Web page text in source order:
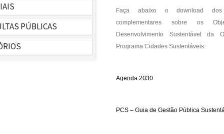
DE METAS
PÚBLICAS
DE ELABORAÇÃO
Faça abaixo o download dos
complementares sobre os
Desenvolvimento Sustentável da
Programa Cidades Sustentáveis:
Agenda 2030
PCS – Guia de Gestão Pública